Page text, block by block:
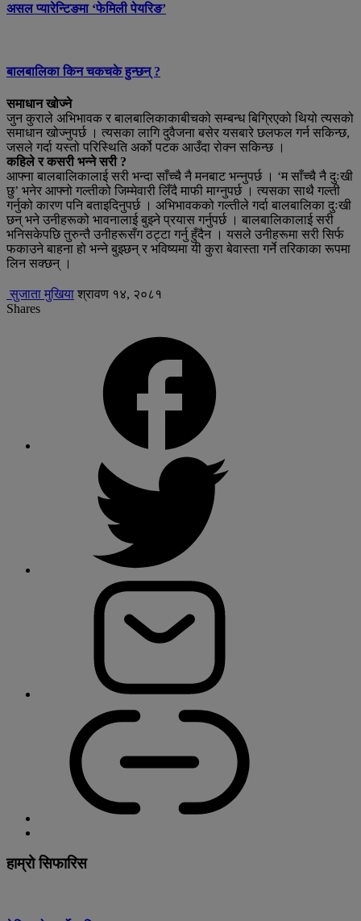
असल प्यारेन्टिङमा ‘फेमिली पेयरिङ’
बालबालिका किन चकचके हुन्छन् ?
समाधान खोज्ने
जुन कुराले अभिभावक र बालबालिकाकाबीचको सम्बन्ध बिग्रिएको थियो त्यसको
समाधान खोज्नुपर्छ । त्यसका लागि दुवैजना बसेर यसबारे छलफल गर्न सकिन्छ,
जसले गर्दा यस्तो परिस्थिति अर्को पटक आउँदा रोक्न सकिन्छ ।
कहिले र कसरी भन्ने सरी ?
आफ्ना बालबालिकालाई सरी भन्दा साँच्चै नै मनबाट भन्नुपर्छ । ‘म साँच्चै नै दुःखी
छु’ भनेर आफ्नो गल्तीको जिम्मेवारी लिँदै माफी माग्नुपर्छ । त्यसका साथै गल्ती
गर्नुको कारण पनि बताइदिनुपर्छ । अभिभावकको गल्तीले गर्दा बालबालिका दुःखी
छन् भने उनीहरूको भावनालाई बुझ्ने प्रयास गर्नुपर्छ । बालबालिकालाई सरी
भनिसकेपछि तुरुन्तै उनीहरूसँग ठट्टा गर्नु हुँदैन । यसले उनीहरूमा सरी सिर्फ
फकाउने बाहना हो भन्ने बुझ्छन् र भविष्यमा यी कुरा बेवास्ता गर्ने तरिकाका रूपमा
लिन सक्छन् ।
सुजाता मुखिया श्रावण १४, २०८१
Shares
हाम्रो सिफारिस